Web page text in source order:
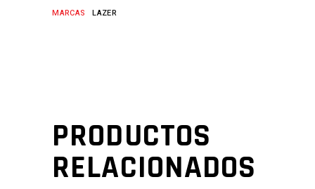
MARCAS LAZER
PRODUCTOS
RELACIONADOS